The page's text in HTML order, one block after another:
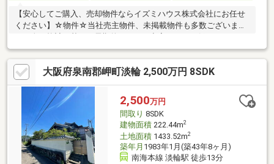
【安心してご購入、売却物件ならイズミハウス株式会社にお任せ
ください】☆物件☆当社売主物件、未掲載物件も多数ございま
特化しております。☆無料相談☆不動産投資をご検討されるにあ
たってお客様にどんなメリットがあるか、また、疑問点、ご不安
点などに対し丁寧にご説明致します。さらに、ご購入時のご資金
計画、ローン、節税対策についてもご説明致します。☆アフター
ケア☆ご購入後のアフターケアも当社にお任せ下さい。不動産全
般に関わるご相談も当社スタッフが分かりやすくご説明、ご対応
致します。◇まずはお気軽にお問い合わせ下さい◇
大阪府泉南郡岬町淡輪 2,500万円 8SDK
2,500万円
間取り 8SDK
建物面積222.44m2
土地面積1433.52m2
築年月 1983年1月(築43年8ヶ月)
南海本線 淡輪駅 徒歩13分